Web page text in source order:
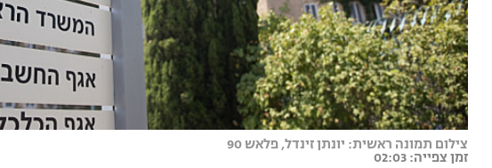
צילום תמונה ראשית: יונתן זינדל, פלאש 90
זמן צפייה: 02:03